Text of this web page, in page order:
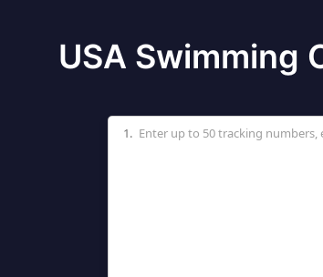
USA Swimming
Enter up to 50 tracking numbers,
1.